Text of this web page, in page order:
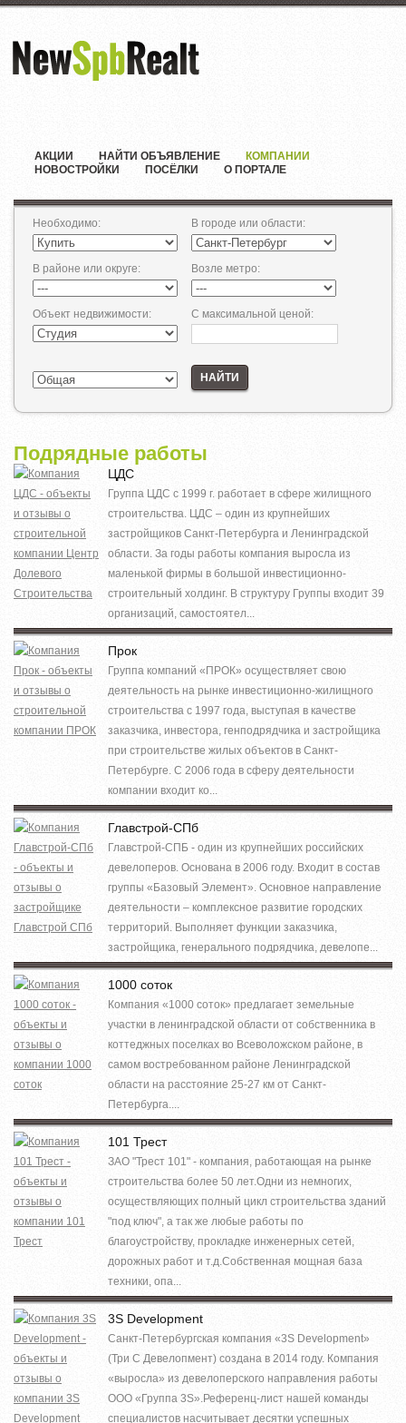
АКЦИИ НАЙТИ ОБЪЯВЛЕНИЕ
КОМПАНИИ
НОВОСТРОЙКИ
ПОСЁЛКИ О ПОРТАЛЕ
Необходимо: В городе или области:
В районе или округе: Возле метро:
Объект недвижимости: С максимальной ценой:
НАЙТИ
Подрядные работы
ЦДС
Группа ЦДС с 1999 г. работает в сфере жилищного
строительства. ЦДС – один из крупнейших
застройщиков Санкт-Петербурга и Ленинградской
области. За годы работы компания выросла из
маленькой фирмы в большой инвестиционно-
строительный холдинг. В структуру Группы входит 39
организаций, самостоятел...
Прок
Группа компаний «ПРОК» осуществляет свою
деятельность на рынке инвестиционно-жилищного
строительства с 1997 года, выступая в качестве
заказчика, инвестора, генподрядчика и застройщика
при строительстве жилых объектов в Санкт-
Петербурге. С 2006 года в сферу деятельности
компании входит ко...
Главстрой-СПб
Главстрой-СПБ - один из крупнейших российских
девелоперов. Основана в 2006 году. Входит в состав
группы «Базовый Элемент». Основное направление
деятельности – комплексное развитие городских
территорий. Выполняет функции заказчика,
застройщика, генерального подрядчика, девелопе...
1000 соток
Компания «1000 соток» предлагает земельные
участки в ленинградской области от собственника в
коттеджных поселках во Всеволожском районе, в
самом востребованном районе Ленинградской
области на расстояние 25-27 км от Санкт-
Петербурга....
101 Трест
ЗАО "Трест 101" - компания, работающая на рынке
строительства более 50 лет.Одни из немногих,
осуществляющих полный цикл строительства зданий
"под ключ", а так же любые работы по
благоустройству, прокладке инженерных сетей,
дорожных работ и т.д.Собственная мощная база
техники, опа...
3S Development
Санкт-Петербургская компания «3S Development»
(Три С Девелопмент) создана в 2014 году. Компания
«выросла» из девелоперского направления работы
ООО «Группа 3S».Референц-лист нашей команды
специалистов насчитывает десятки успешных